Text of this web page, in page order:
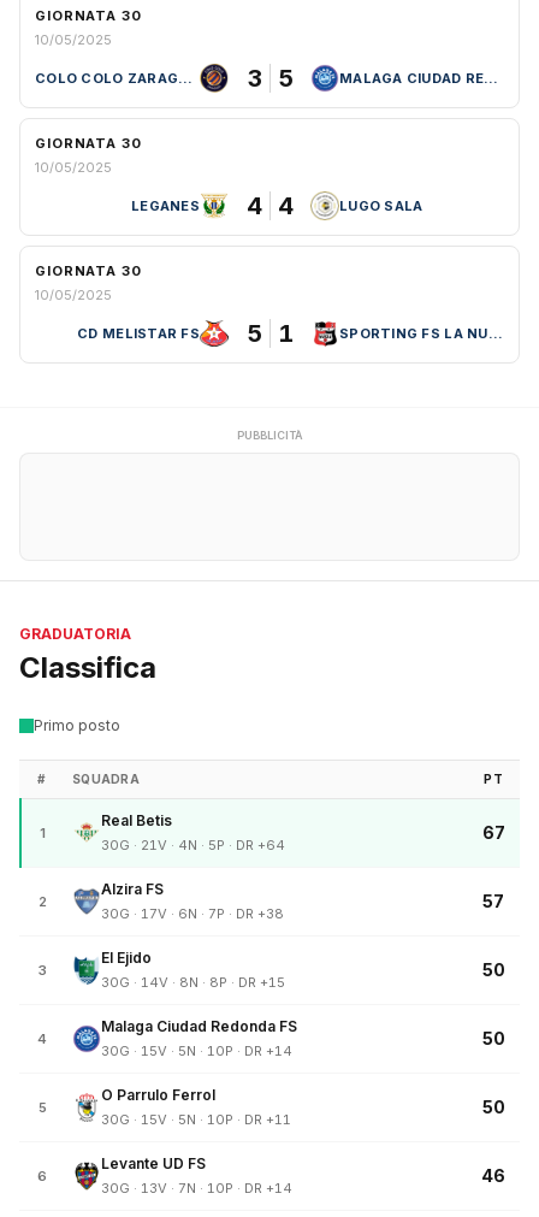
GIORNATA 30
10/05/2025
COLO COLO ZARAGOZA 3 5 MALAGA CIUDAD REDONDA FS
GIORNATA 30
10/05/2025
LEGANES 4 4 LUGO SALA
GIORNATA 30
10/05/2025
CD MELISTAR FS 5 1 SPORTING FS LA NUCIA
PUBBLICITÀ
GRADUATORIA
Classifica
Primo posto
# SQUADRA PT
1
Real Betis
30G · 21V · 4N · 5P · DR +64
67
2
Alzira FS
30G · 17V · 6N · 7P · DR +38
57
3
El Ejido
30G · 14V · 8N · 8P · DR +15
50
4
Malaga Ciudad Redonda FS
30G · 15V · 5N · 10P · DR +14
50
5
O Parrulo Ferrol
30G · 15V · 5N · 10P · DR +11
50
6
Levante UD FS
30G · 13V · 7N · 10P · DR +14
46